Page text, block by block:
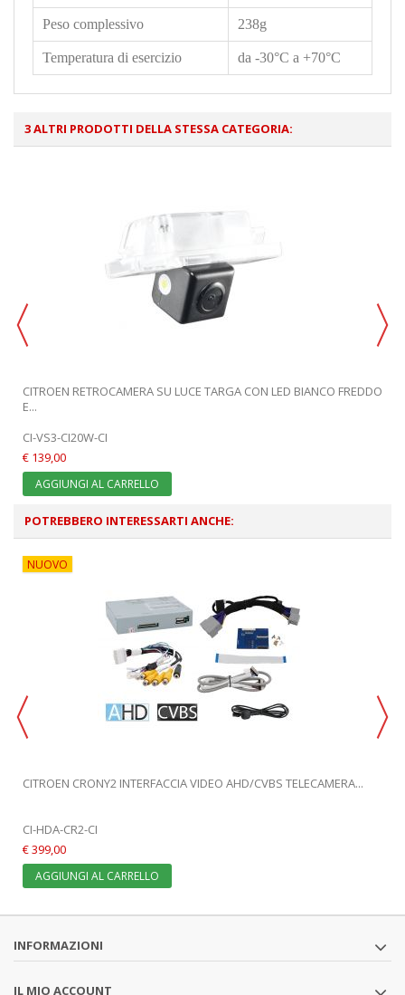
Peso complessivo 238g
Temperatura di esercizio da -30°C a +70°C
3 ALTRI PRODOTTI DELLA STESSA CATEGORIA:
CITROEN RETROCAMERA SU LUCE TARGA CON LED BIANCO FREDDO
E...
CI-VS3-CI20W-CI
€ 139,00
AGGIUNGI AL CARRELLO
POTREBBERO INTERESSARTI ANCHE:
NUOVO
CITROEN CRONY2 INTERFACCIA VIDEO AHD/CVBS TELECAMERA...
CI-HDA-CR2-CI
€ 399,00
AGGIUNGI AL CARRELLO
INFORMAZIONI
IL MIO ACCOUNT